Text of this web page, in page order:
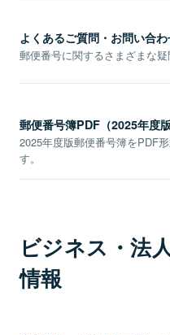
よくあるご質問・お問い合
郵便番号に関するさまざまな疑
郵便番号簿PDF（2025年度版
2025年度版郵便番号簿をPDF
す。
ビジネス・法
情報